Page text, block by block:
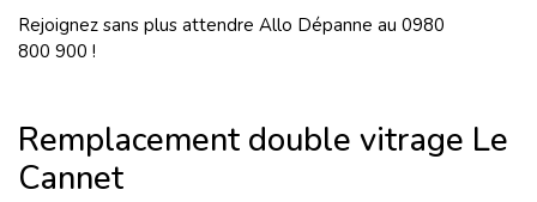
Rejoignez sans plus attendre Allo Dépanne au 0980
800 900 !
Remplacement double vitrage Le
Cannet